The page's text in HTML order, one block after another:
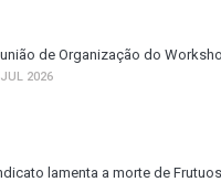
de Organização do
2026
lamenta a morte de